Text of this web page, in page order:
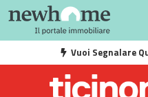
Vuoi Segnalare